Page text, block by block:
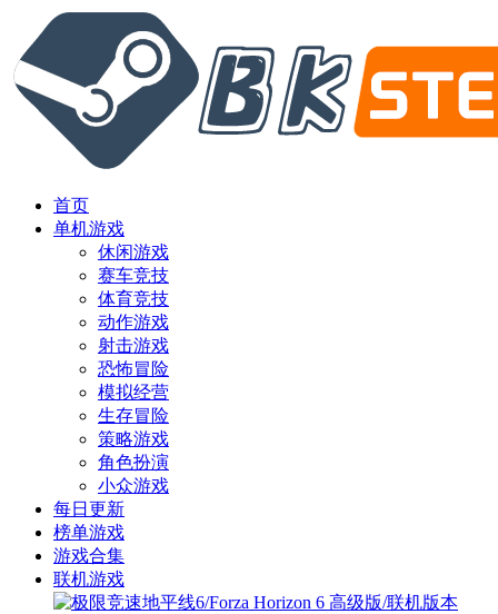
首页
单机游戏
休闲游戏
赛车竞技
体育竞技
动作游戏
射击游戏
恐怖冒险
模拟经营
生存冒险
策略游戏
角色扮演
小众游戏
每日更新
榜单游戏
游戏合集
联机游戏